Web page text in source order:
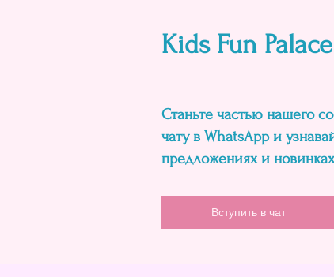
Kids Fun
Станьте частью нашего
чату в WhatsApp и
предложениях и
Вступить в чат